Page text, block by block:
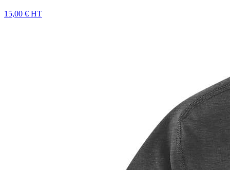
15,00 € HT